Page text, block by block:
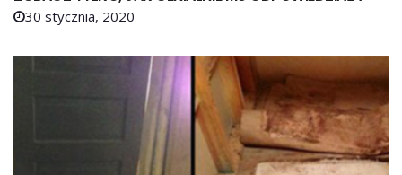
30 stycznia, 2020